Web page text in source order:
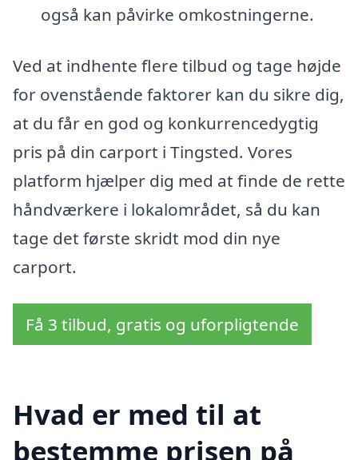
også kan påvirke omkostningerne.
Ved at indhente flere tilbud og tage højde
for ovenstående faktorer kan du sikre dig,
at du får en god og konkurrencedygtig
pris på din carport i Tingsted. Vores
platform hjælper dig med at finde de rette
håndværkere i lokalområdet, så du kan
tage det første skridt mod din nye
carport.
Få 3 tilbud, gratis og uforpligtende
Hvad er med til at
bestemme prisen på